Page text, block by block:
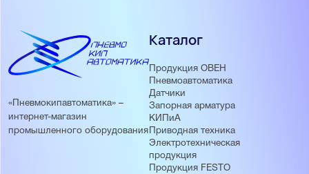
«Пневмокипавтоматика» –
интернет-магазин
промышленного оборудования
Каталог
Продукция ОВЕН
Пневмоавтоматика
Датчики
Запорная арматура
КИПиА
Приводная техника
Электротехническая
продукция
Продукция FESTO